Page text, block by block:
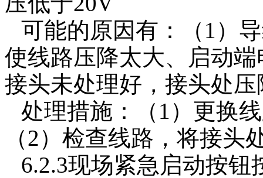
可能的原因有：（1）
使线路压降太大、启动
接头未处理好，接头处
处理措施：（1）更换
（2）检查线路，将接头
6.2.3现场紧急启动按